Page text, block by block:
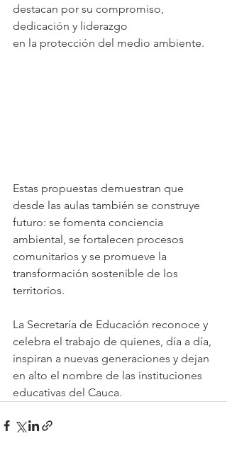
destacan por su compromiso,
dedicación y liderazgo
en la protección del medio ambiente.
Estas propuestas demuestran que
desde las aulas también se construye
futuro: se fomenta conciencia
ambiental, se fortalecen procesos
comunitarios y se promueve la
transformación sostenible de los
territorios.
La Secretaría de Educación reconoce y
celebra el trabajo de quienes, día a día,
inspiran a nuevas generaciones y dejan
en alto el nombre de las instituciones
educativas del Cauca.